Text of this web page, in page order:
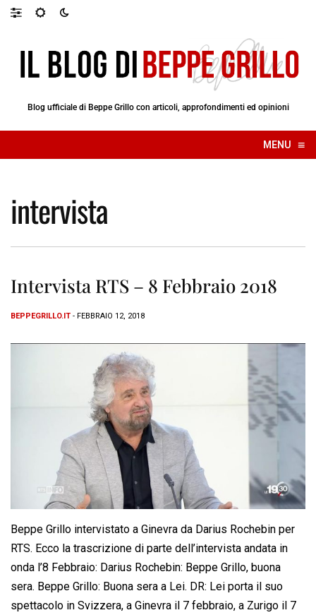
Blog ufficiale di Beppe Grillo con articoli, approfondimenti ed opinioni
MENU ≡
☰
intervista
Intervista RTS – 8 Febbraio 2018
BEPPEGRILLO.IT - FEBBRAIO 12, 2018
Beppe Grillo intervistato a Ginevra da Darius Rochebin per
RTS. Ecco la trascrizione di parte dell’intervista andata in
onda l’8 Febbraio: Darius Rochebin: Beppe Grillo, buona
sera. Beppe Grillo: Buona sera a Lei. DR: Lei porta il suo
spettacolo in Svizzera, a Ginevra il 7 febbraio, a Zurigo il 7